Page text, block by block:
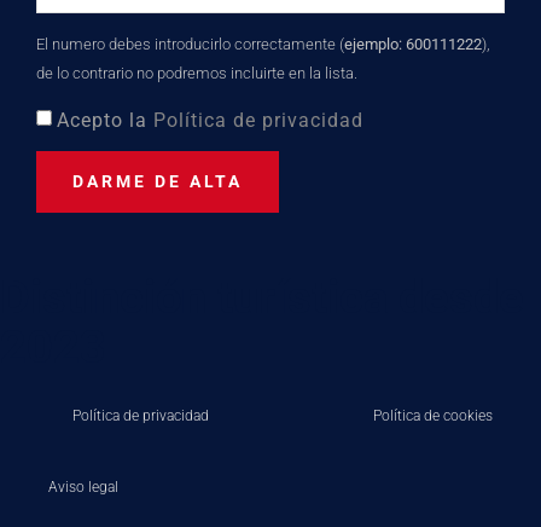
El numero debes introducirlo correctamente (ejemplo: 600111222),
de lo contrario no podremos incluirte en la lista.
Acepto la Política de privacidad
DARME DE ALTA
Política de privacidad Política de cookies
Aviso legal